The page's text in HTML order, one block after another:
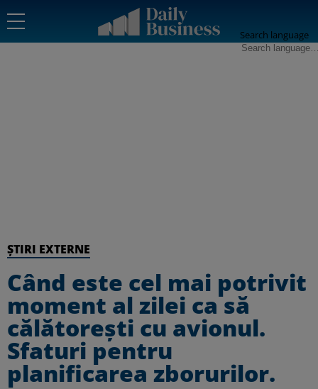
Search language
ȘTIRI EXTERNE
Când este cel mai potrivit
moment al zilei ca să
călătoreşti cu avionul.
Sfaturi pentru
planificarea zborurilor.